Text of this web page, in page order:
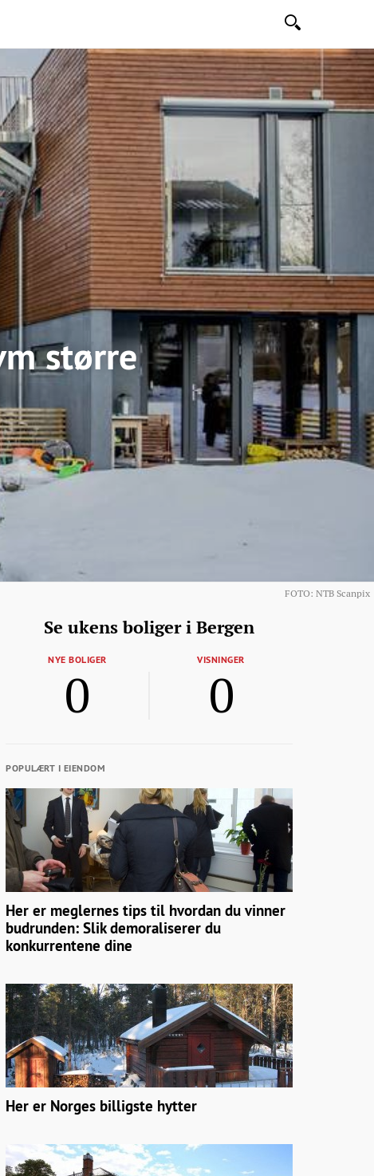
Søk
større
FOTO: NTB Scanpix
Se ukens boliger i Bergen
NYE BOLIGER
0
VISNINGER
0
POPULÆRT I EIENDOM
Her er meglernes tips til hvordan du vinner
budrunden: Slik demoraliserer du
konkurrentene dine
Her er Norges billigste hytter